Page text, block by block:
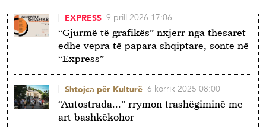
“Gjurmë të grafikës” nxjerr nga thesaret
edhe vepra të papara shqiptare, sonte në
“Express”
EXPRESS 9 prill 2026 17:06
“Autostrada...” rrymon trashëgiminë me
art bashkëkohor
Shtojca për Kulturë 6 korrik 2025 08:00